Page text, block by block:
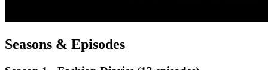
Seasons & Episodes